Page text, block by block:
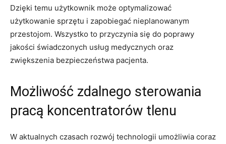
Dzięki temu użytkownik może optymalizować
użytkowanie ⁢sprzętu ⁢i zapobiegać nieplanowanym
przestojom. Wszystko ‍to przyczynia się do poprawy
jakości świadczonych usług ⁣medycznych oraz
zwiększenia bezpieczeństwa pacjenta.
Możliwość zdalnego sterowania
pracą koncentratorów tlenu
W aktualnych czasach rozwój technologii umożliwia coraz